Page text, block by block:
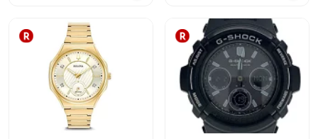
quà tặng [Đã qua sử dụng]
Cửa hàng Matsuyama
Kumanodai